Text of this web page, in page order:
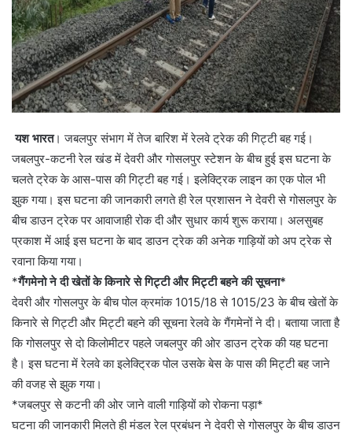
यश भारत। जबलपुर संभाग में तेज बारिश में रेलवे ट्रेक की गिट्टी बह गई।
जबलपुर-कटनी रेल खंड में देवरी और गोसलपुर स्टेशन के बीच हुई इस घटना के
चलते ट्रेक के आस-पास की गिट्टी बह गई। इलेक्ट्रिक लाइन का एक पोल भी
झुक गया। इस घटना की जानकारी लगते ही रेल प्रशासन ने देवरी से गोसलपुर के
बीच डाउन ट्रेक पर आवाजाही रोक दी और सुधार कार्य शुरू कराया। अलसुबह
प्रकाश में आई इस घटना के बाद डाउन ट्रेक की अनेक गाड़ियों को अप ट्रेक से
रवाना किया गया।
*गैंगमेनो ने दी खेतों के किनारे से गिट्टी और मिट्टी बहने की सूचना*
देवरी और गोसलपुर के बीच पोल क्रमांक 1015/18 से 1015/23 के बीच खेतों के
किनारे से गिट्टी और मिट्टी बहने की सूचना रेलवे के गैंगमेनों ने दी। बताया जाता है
कि गोसलपुर से दाे किलाेमीटर पहले जबलपुर की ओर डाउन ट्रेक की यह घटना
है। इस घटना में रेलवे का इलेक्ट्रिक पोल उसके बेस के पास की मिट्टी बह जाने
की वजह से झुक गया।
*जबलपुर से कटनी की ओर जाने वाली गाड़ियों को रोकना पड़ा*
घटना की जानकारी मिलते ही मंडल रेल प्रबंधन ने देवरी से गोसलपुर के बीच डाउन